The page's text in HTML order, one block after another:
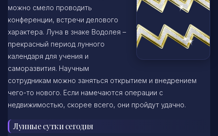
можно смело проводить
конференции, встречи делового
характера. Луна в знаке Водолея –
прекрасный период лунного
календаря для учения и
саморазвития. Научным
сотрудникам можно заняться открытием и внедрением
чего-то нового. Если намечаются операции с
недвижимостью, скорее всего, они пройдут удачно.
Лунные сутки сегодня